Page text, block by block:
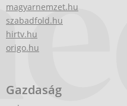
magyarnemzet.hu
szabadfold.hu
hirtv.hu
origo.hu
Gazdaság